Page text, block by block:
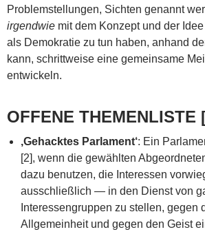
Problemstellungen, Sichten genannt
irgendwie mit dem Konzept und der
als Demokratie zu tun haben, anhand
kann, schrittweise eine gemeinsame
entwickeln.
OFFENE THEMENLISTE
‚Gehacktes Parlament‘: Ein
[2], wenn die gewählten
dazu benutzen, die Interessen
ausschließlich — in den Dienst von
Interessengruppen zu stellen, gegen
Allgemeinheit und gegen den Geist